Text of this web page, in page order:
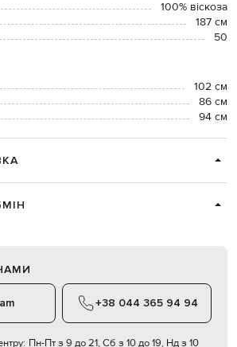
100% віскоза
187 см
50
102 см
86 см
94 см
+38 044 365 94 94
Пн-Пт з 9 до 21, Сб з 10 до 19, Нд з 10